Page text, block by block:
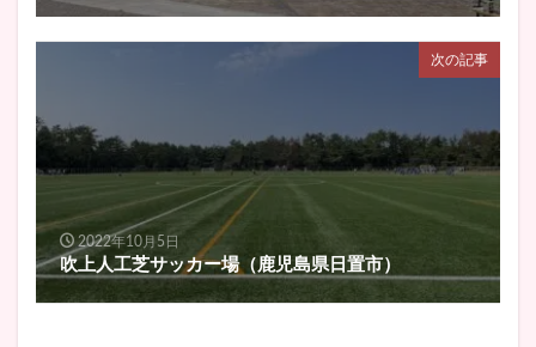
次の記事
2022年10月5日
吹上人工芝サッカー場（鹿児島県日置市）